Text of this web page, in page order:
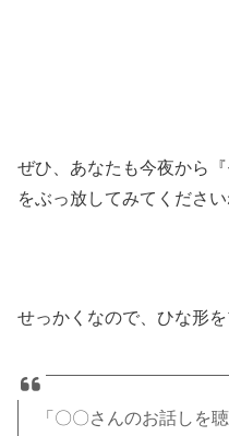
ぜひ、あなたも今夜から
をぶっ放してみてください
せっかくなので、ひな形を
「〇〇さんのお話しを